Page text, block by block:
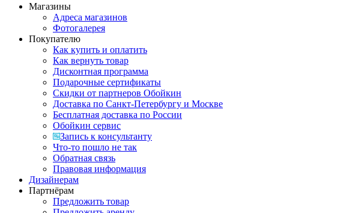
Магазины
Адреса магазинов
Фотогалерея
Покупателю
Как купить и оплатить
Как вернуть товар
Дисконтная программа
Подарочные сертификаты
Скидки от партнеров Обойкин
Доставка по Санкт-Петербургу и Москве
Бесплатная доставка по России
Обойкин сервис
Запись к консультанту
Что-то пошло не так
Обратная связь
Правовая информация
Дизайнерам
Партнёрам
Предложить товар